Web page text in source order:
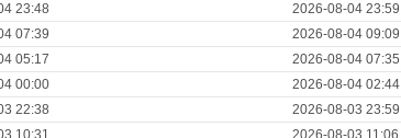
23:48 2026-08-04 23:59
07:39 2026-08-04 09:09
05:17 2026-08-04 07:35
00:00 2026-08-04 02:44
22:38 2026-08-03 23:59
10:31 2026-08-03 11:06